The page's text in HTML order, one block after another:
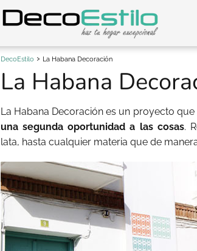
DecoEstilo La Habana Decoración
La Habana
La Habana Decoración es un proyecto
una segunda oportunidad a las cosas.
lata, hasta cualquier materia que de